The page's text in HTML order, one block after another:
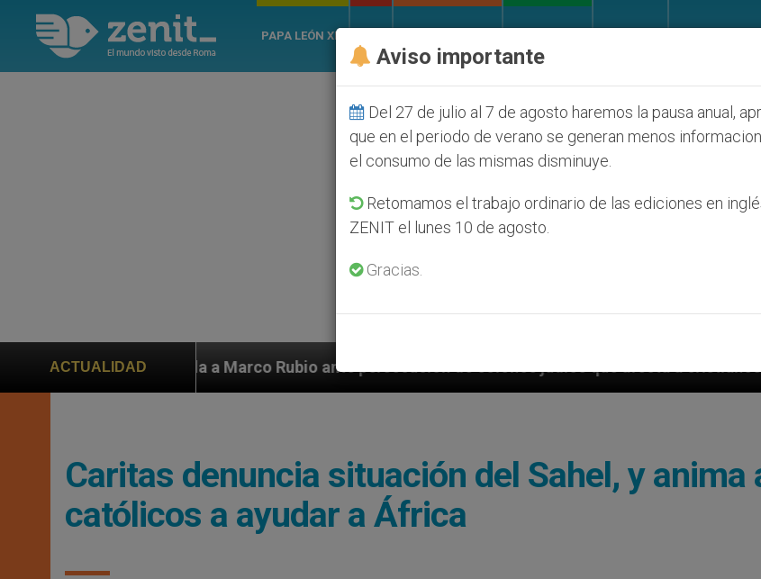
PAPA LEÓN XIV
ACTUALIDAD
a Marco Rubio ante persecución de colonos judíos que afecta a cristianos (y no sólo) en Tierra
Caritas denuncia situación del Sahel, y anima
católicos a ayudar a África
Aviso importante
Del 27 de julio al 7 de agosto haremos la pausa anual,
que en el periodo de verano se generan menos
el consumo de las mismas disminuye.
Retomamos el trabajo ordinario de las ediciones en
ZENIT el lunes 10 de agosto.
Gracias.